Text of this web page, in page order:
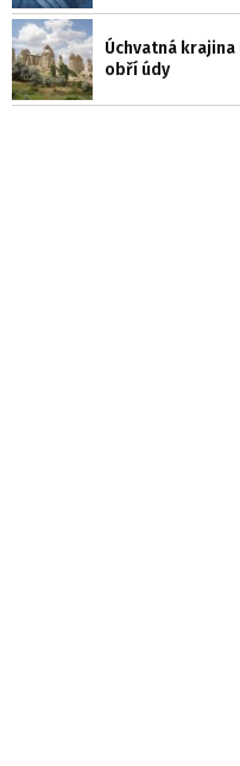
Úchvatná
obří údy